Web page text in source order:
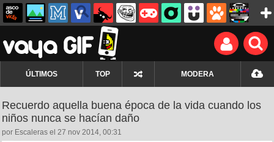
ÚLTIMOS TOP MODERA
Recuerdo aquella buena época de la vida cuando los
niños nunca se hacían daño
por Escaleras el 27 nov 2014, 00:31